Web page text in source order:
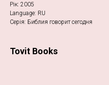
Рік: 2005
Language: RU
Серія: Библия говорит сегодня
Tovit Books